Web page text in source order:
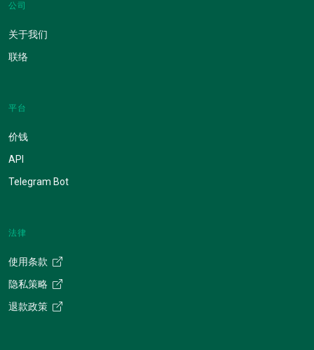
公司
关于我们
联络
平台
价钱
API
Telegram Bot
法律
使用条款
隐私策略
退款政策